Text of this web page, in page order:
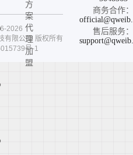
方
案
代
理
加
盟
商务合作：
售后服务：
2026
有限公司 版权所有
号-1